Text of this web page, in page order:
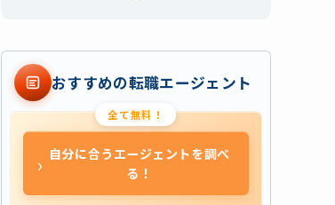
おすすめの転職エージェント
全て無料！
› 自分に合うエージェントを調べ
る！